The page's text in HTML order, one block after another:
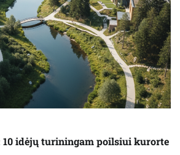
idėjų turiningam poilsiui kurorte